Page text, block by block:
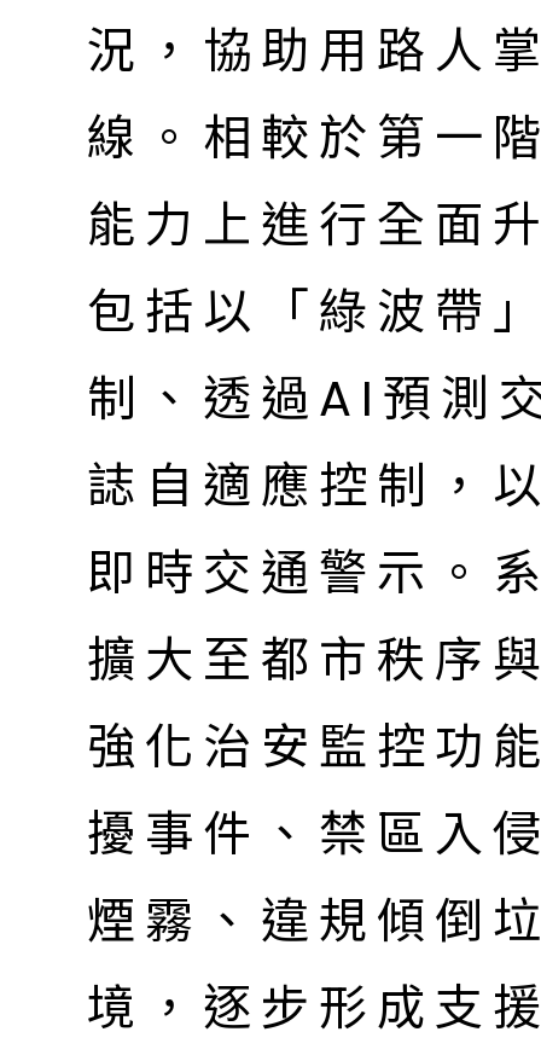
況，協助用路人
線。相較於第一
能力上進行全面
包括以「綠波帶
制、透過AI預測
誌自適應控制，
即時交通警示。
擴大至都市秩序
強化治安監控功
擾事件、禁區入
煙霧、違規傾倒
境，逐步形成支